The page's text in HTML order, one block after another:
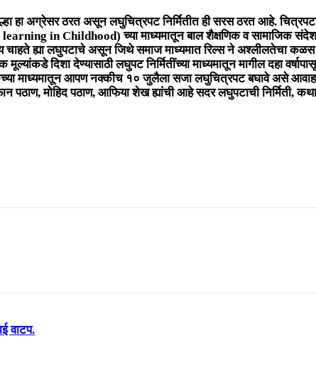
हा अग्रेसर ठरत असून लघुचित्रपट निर्मितीत ही सरस ठरत आहे.
in Childhood) च्या माध्यमातून बाल शैक्षणिक व सामाजिक
चाहते ह्या लघुपटाचे असून जिथे समाज माध्यमात रिल्स ने अश्लीलतेचा
दिशा देण्यासाठी लघुपट निर्मितींच्या माध्यमातून मागील दहा
माध्यमातून आपण नक्कीच १० जुलैला सजा लघुचित्रपट बघावे असे
मोहिद पठाण, आफिया शेख ह्यांची आहे सदर लघुपटाची निर्मिती,
वाटप.